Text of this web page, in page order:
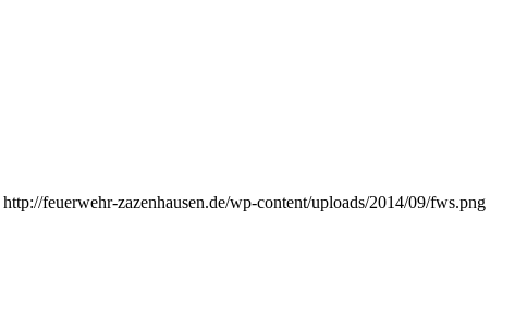
http://feuerwehr-zazenhausen.de/wp-content/uploads/2014/09/fws.png